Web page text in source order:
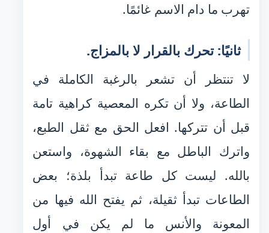
تهرب ما دام الاسم غائمًا.
ثانيًا: تحرك بالقرار لا بالمزاج.
لا تنتظر أن تشعر بالرغبة الكاملة في
الطاعة، ولا أن تكره المعصية كراهية تامة
قبل أن تتركها. افعل الحق مع ثقل الطبع،
واترك الباطل مع بقاء الشهوة، واستعن
بالله. ليست كل طاعة تبدأ بلذة؛ بعض
الطاعات تبدأ ثقيلة، ثم يفتح الله فيها من
المعونة والأنس ما لم يكن في أول